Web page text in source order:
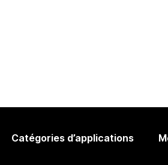
Catégories d’applications